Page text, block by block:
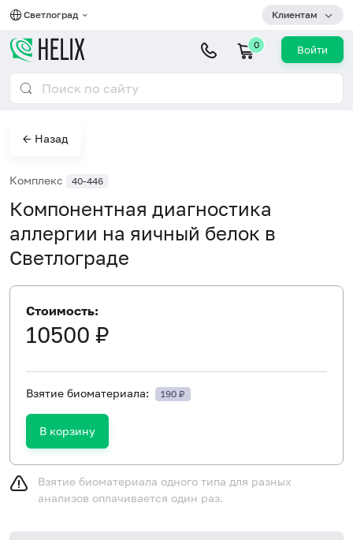
Светлоград Клиентам
0 Войти
← Назад
Комплекс 40-446
Компонентная диагностика
аллергии на яичный белок в
Светлограде
Стоимость:
10500 ₽
Взятие биоматериала: 190 ₽
В корзину
Взятие биоматериала одного типа для разных
анализов оплачивается один раз.